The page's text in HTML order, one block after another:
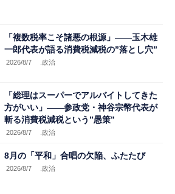
「複数税率こそ諸悪の根源」――玉木雄
一郎代表が語る消費税減税の”落とし穴”
2026/8/7 .政治
「総理はスーパーでアルバイトしてきた
方がいい」――参政党・神谷宗幣代表が
斬る消費税減税という”愚策”
2026/8/7 .政治
8月の「平和」合唱の欠陥、ふたたび
2026/8/7 .政治